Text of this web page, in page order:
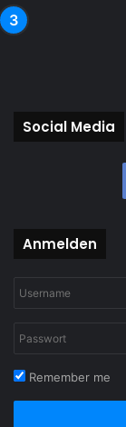
Social Media
Anmelden
Remember me